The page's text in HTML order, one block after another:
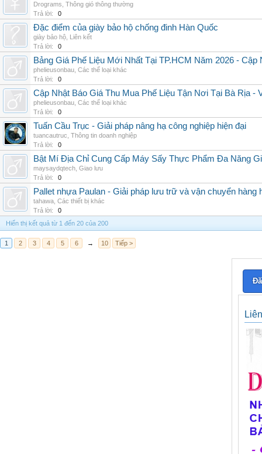
Drograms Thông gió thông thường
Trả lời:
0
Đặc điểm của giày bảo hộ chống đinh Hàn Quốc
giày bảo hộ Liên kết
Trả lời:
0
Bảng Giá Phế Liệu Mới Nhất Tại TP.HCM Năm 2026 - Cập
phelieusonbau Các thể loại khác
Trả lời:
0
Cập Nhật Báo Giá Thu Mua Phế Liệu Tận Nơi Tại Bà Rịa -
phelieusonbau Các thể loại khác
Trả lời:
0
Tuấn Cầu Trục - Giải pháp nâng hạ công nghiệp hiện đại
tuancautruc Thông tin doanh nghiệp
Trả lời:
0
Bật Mí Địa Chỉ Cung Cấp Máy Sấy Thực Phẩm Đa Năng
maysaydqtech Giao lưu
Trả lời:
0
Pallet nhựa Paulan - Giải pháp lưu trữ và vận chuyển hàng
tahawa Các thiết bị khác
Trả lời:
0
Hiển thị kết quả từ 1 đến 20 của 200
1 2 3 4 5 6 → 10 Tiếp >